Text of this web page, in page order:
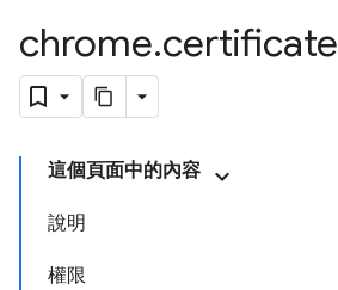
chrome.certificate
這個頁面中的內容
說明
權限